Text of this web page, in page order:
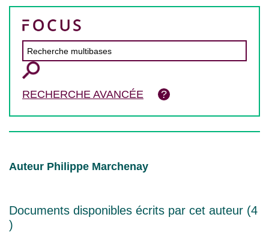
RECHERCHE AVANCÉE
Auteur Philippe Marchenay
Documents disponibles écrits par cet auteur (4
)